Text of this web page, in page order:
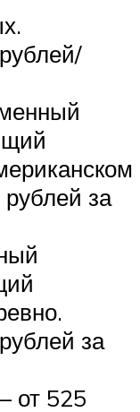
за
за
от 525